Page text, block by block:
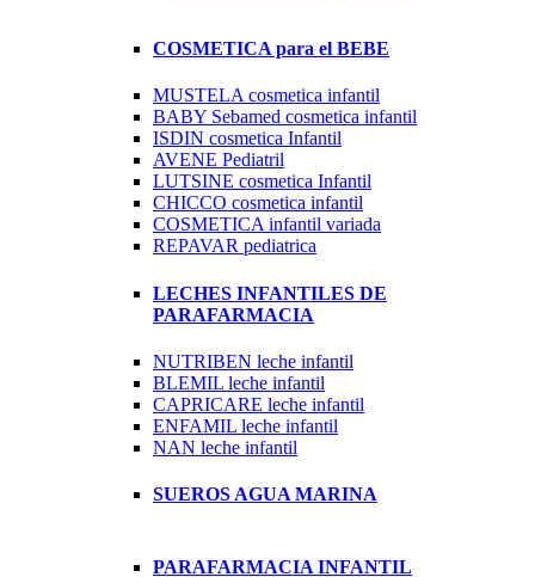
COSMETICA para el BEBE
MUSTELA cosmetica infantil
BABY Sebamed cosmetica infantil
ISDIN cosmetica Infantil
AVENE Pediatril
LUTSINE cosmetica Infantil
CHICCO cosmetica infantil
COSMETICA infantil variada
REPAVAR pediatrica
LECHES INFANTILES DE
PARAFARMACIA
NUTRIBEN leche infantil
BLEMIL leche infantil
CAPRICARE leche infantil
ENFAMIL leche infantil
NAN leche infantil
SUEROS AGUA MARINA
PARAFARMACIA INFANTIL